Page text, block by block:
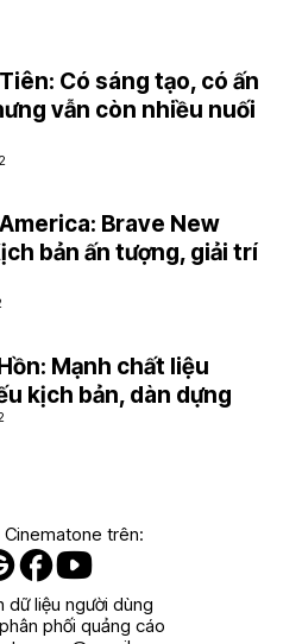
Có sáng tạo, có ấn
vẫn còn nhiều nuối
Brave New
bản ấn tượng, giải trí
Mạnh chất liệu
kịch bản, dàn dựng
trên:
dữ liệu người dùng
phối quảng cáo